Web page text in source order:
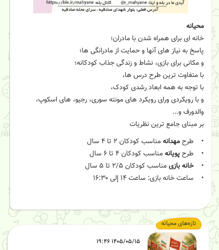
محیانه
خانه ای برای همراه شدن با مادران؛
پاسخ به نیاز های آنها و‌ حمایت از مادرانگی ها؛
و مکانی برای بازی، نشاط و زندگی جذاب کودکانه؛
با متفاوت ترین طرح درس ها،
با توجه به همه ابعاد رشدی کودک،
و با رویکردی ورای رویکرد های مونته سوری، رجیو، های اسکوپ،
والدورف و...
بر مبنای جامع ترین نظریات
• طرح مهدانهمناسب کودکان ۲ تا ۴ سال
• طرح پویانهمناسب کودکان ۴ تا ۶ سال
• خانه بازیمناسب کودکان ۲/۵ تا ۵ سال
• ساعت خانه بازی: ساعت ۱۴ إلی ۱۶:۳۰
تازه‌های محیانه
۱۴۰۵/۰۵/۱۵ ۱۹:۴۶